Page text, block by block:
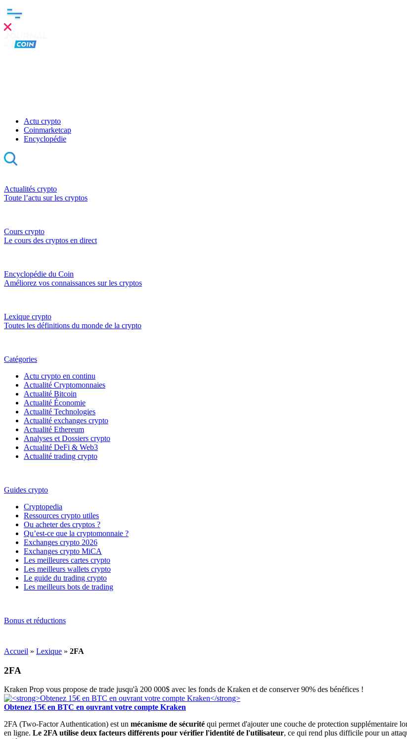
Actu crypto
Coinmarketcap
Encyclopédie
Actualités crypto
Toute l’actu sur les cryptos
Cours crypto
Le cours des cryptos en direct
Encyclopédie du Coin
Améliorez vos connaissances sur les cryptos
Lexique crypto
Toutes les définitions du monde de la crypto
Catégories
Actu crypto en continu
Actualité Cryptomonnaies
Actualité Bitcoin
Actualité Économie
Actualité Technologies
Actualité exchanges crypto
Actualité Ethereum
Analyses et Dossiers crypto
Actualité DeFi & Web3
Actualité trading crypto
Guides crypto
Cryptopedia
Ressources crypto utiles
Ou acheter des cryptos ?
Qu’est-ce que la cryptomonnaie ?
Exchanges crypto 2026
Exchanges crypto MiCA
Les meilleures cartes crypto
Les meilleurs wallets crypto
Le guide du trading crypto
Les meilleurs bots de trading
Bonus et réductions
Accueil » Lexique » 2FA
2FA
Kraken Prop vous propose de trade jusqu'à 200 000$ avec les fonds de Kraken et de conserver 90% des bénéfices !
Obtenez 15€ en BTC en ouvrant votre compte Kraken
2FA (Two-Factor Authentication) est un mécanisme de sécurité qui permet d'ajouter une couche de protection supplémentaire
en ligne. Le 2FA utilise deux facteurs différents pour vérifier l'identité de l'utilisateur, ce qui rend plus difficile pour un